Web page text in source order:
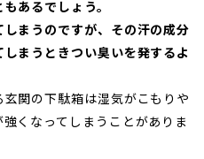
あるでしょう。
まうのですが、その汗の成分
まうときつい臭いを発するよ
関の下駄箱は湿気がこもりや
くなってしまうことがありま